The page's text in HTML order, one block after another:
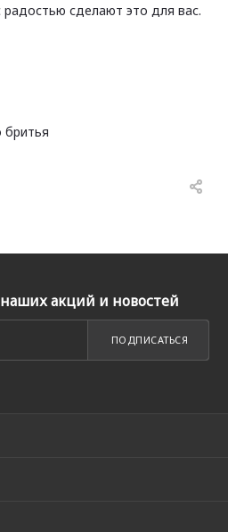
радостью сделают это для вас.
наших акций и новостей
ПОДПИСАТЬСЯ